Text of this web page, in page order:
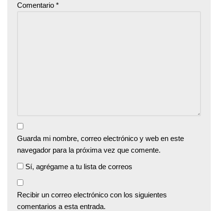
Comentario *
Guarda mi nombre, correo electrónico y web en este
navegador para la próxima vez que comente.
Sí, agrégame a tu lista de correos
Recibir un correo electrónico con los siguientes
comentarios a esta entrada.